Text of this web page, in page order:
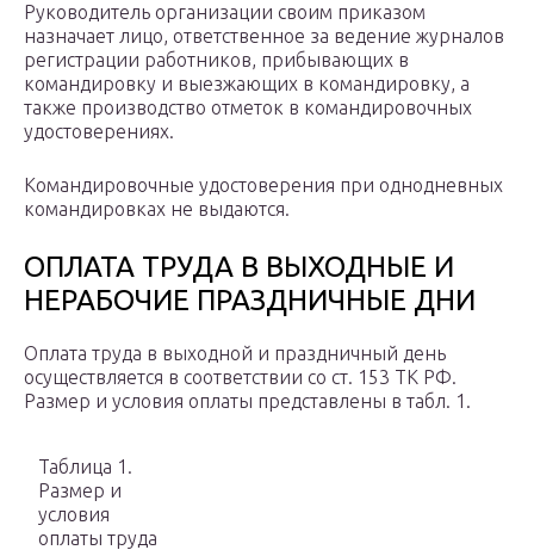
Руководитель организации своим приказом
назначает лицо, ответственное за ведение журналов
регистрации работников, прибывающих в
командировку и выезжающих в командировку, а
также производство отметок в командировочных
удостоверениях.
Командировочные удостоверения при однодневных
командировках не выдаются.
ОПЛАТА ТРУДА В ВЫХОДНЫЕ И
НЕРАБОЧИЕ ПРАЗДНИЧНЫЕ ДНИ
Оплата труда в выходной и праздничный день
осуществляется в соответствии со ст. 153 ТК РФ.
Размер и условия оплаты представлены в табл. 1.
Таблица 1.
Размер и
условия
оплаты труда